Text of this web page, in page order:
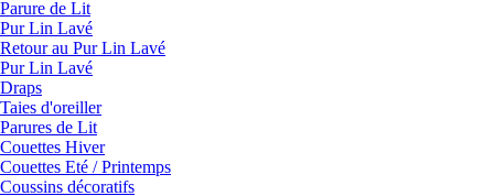
Parure de Lit
Pur Lin Lavé
Retour au Pur Lin Lavé
Pur Lin Lavé
Draps
Taies d'oreiller
Parures de Lit
Couettes Hiver
Couettes Eté / Printemps
Coussins décoratifs